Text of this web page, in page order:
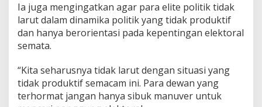
Ia juga mengingatkan agar para elite politik tidak
larut dalam dinamika politik yang tidak produktif
dan hanya berorientasi pada kepentingan elektoral
semata.
“Kita seharusnya tidak larut dengan situasi yang
tidak produktif semacam ini. Para dewan yang
terhormat jangan hanya sibuk manuver untuk